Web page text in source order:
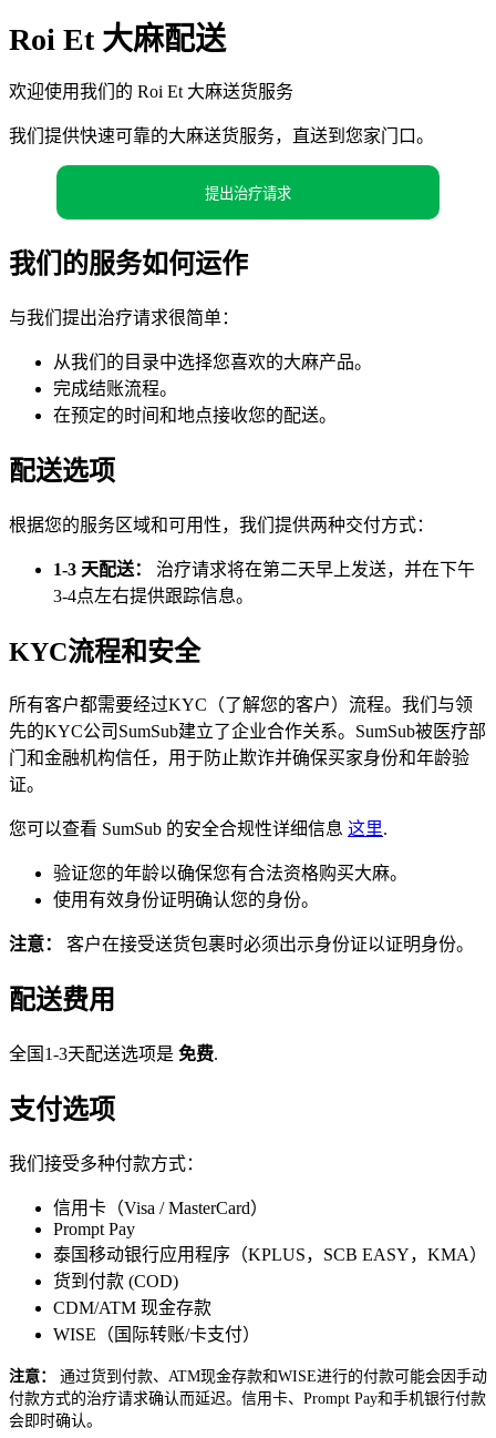
Roi Et 大麻配送
欢迎使用我们的 Roi Et 大麻送货服务
我们提供快速可靠的大麻送货服务，直送到您家门口。
提出治疗请求
我们的服务如何运作
与我们提出治疗请求很简单：
从我们的目录中选择您喜欢的大麻产品。
完成结账流程。
在预定的时间和地点接收您的配送。
配送选项
根据您的服务区域和可用性，我们提供两种交付方式：
1-3 天配送：
治疗请求将在第二天早上发送，并在下午
3-4点左右提供跟踪信息。
KYC流程和安全
所有客户都需要经过KYC（了解您的客户）流程。我们与领
先的KYC公司SumSub建立了企业合作关系。SumSub被医疗部
门和金融机构信任，用于防止欺诈并确保买家身份和年龄验
证。
您可以查看 SumSub 的安全合规性详细信息 这里.
验证您的年龄以确保您有合法资格购买大麻。
使用有效身份证明确认您的身份。
注意： 客户在接受送货包裹时必须出示身份证以证明身份。
配送费用
全国1-3天配送选项是 免费.
支付选项
我们接受多种付款方式：
信用卡（Visa / MasterCard）
Prompt Pay
泰国移动银行应用程序（KPLUS，SCB EASY，KMA）
货到付款 (COD)
CDM/ATM 现金存款
WISE（国际转账/卡支付）
注意：
通过货到付款、ATM现金存款和WISE进行的付款可能会因手动
付款方式的治疗请求确认而延迟。信用卡、Prompt Pay和手机银行付款
会即时确认。